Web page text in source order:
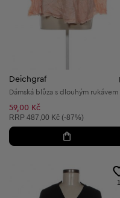
Deichgraf
Dámská blůza s dlouhým rukávem
59,00 Kč
Doporučená cena:
RRP 487,00 Kč (-87%)
1